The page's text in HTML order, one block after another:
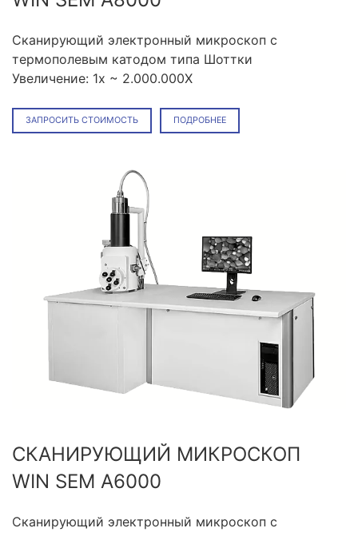
Сканирующий электронный микроскоп с
термополевым катодом типа Шоттки
Увеличение: 1x ~ 2.000.000X
ЗАПРОСИТЬ СТОИМОСТЬ ПОДРОБНЕЕ
СКАНИРУЮЩИЙ МИКРОСКОП
WIN SEM A6000
Сканирующий электронный микроскоп с